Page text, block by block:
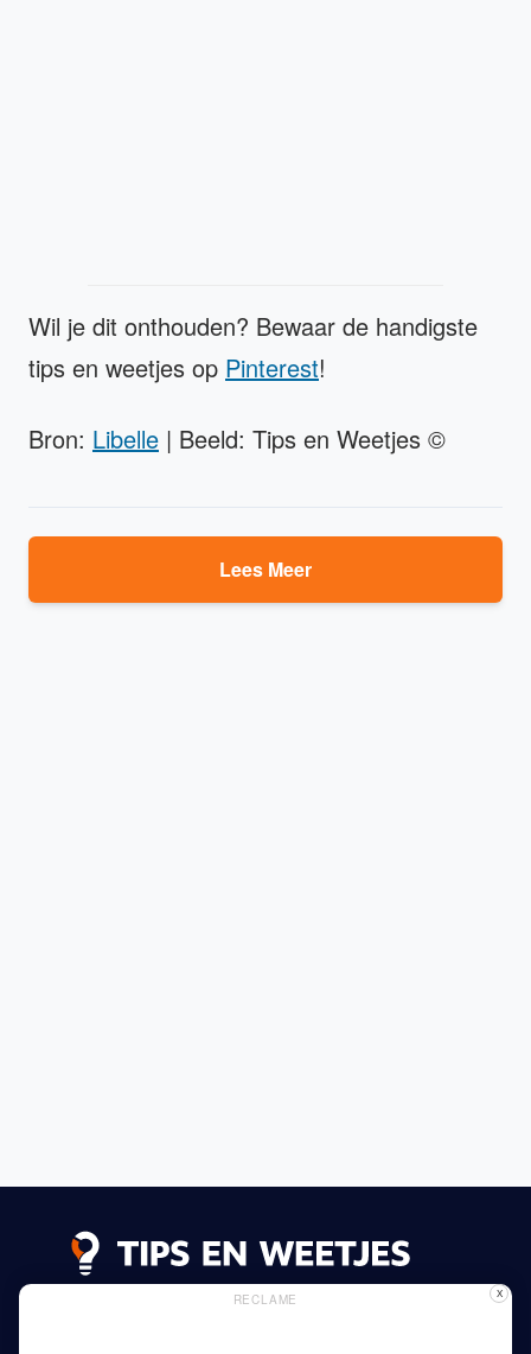
Wil je dit onthouden? Bewaar de handigste
tips en weetjes op Pinterest!
Bron: Libelle | Beeld: Tips en Weetjes ©
Lees Meer
RECLAME X